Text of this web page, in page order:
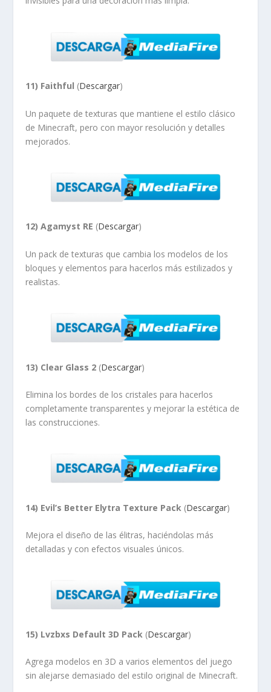
11) Faithful (Descargar)
Un paquete de texturas que mantiene el estilo clásico
de Minecraft, pero con mayor resolución y detalles
mejorados.
12) Agamyst RE (Descargar)
Un pack de texturas que cambia los modelos de los
bloques y elementos para hacerlos más estilizados y
realistas.
13) Clear Glass 2 (Descargar)
Elimina los bordes de los cristales para hacerlos
completamente transparentes y mejorar la estética de
las construcciones.
14) Evil’s Better Elytra Texture Pack (Descargar)
Mejora el diseño de las élitras, haciéndolas más
detalladas y con efectos visuales únicos.
15) Lvzbxs Default 3D Pack (Descargar)
Agrega modelos en 3D a varios elementos del juego
sin alejarse demasiado del estilo original de Minecraft.